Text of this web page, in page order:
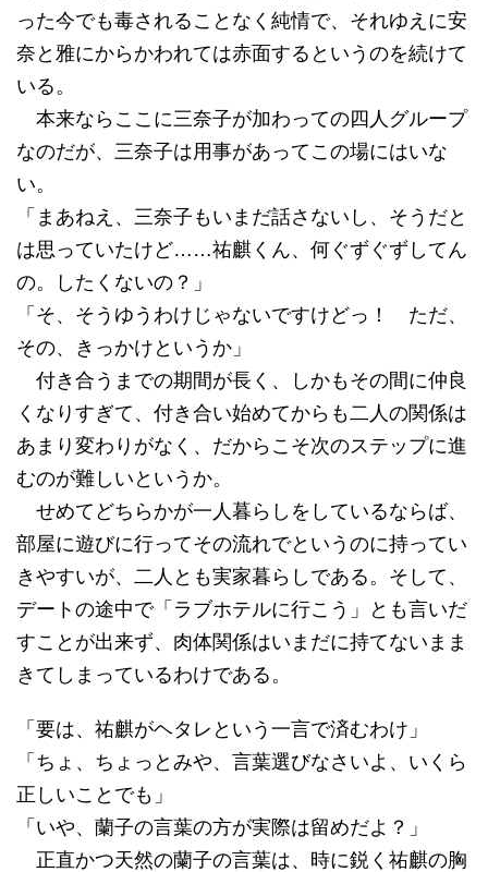
った今でも毒されることなく純情で、それゆえに安
奈と雅にからかわれては赤面するというのを続けて
いる。
本来ならここに三奈子が加わっての四人グループ
なのだが、三奈子は用事があってこの場にはいな
い。
「まあねえ、三奈子もいまだ話さないし、そうだと
は思っていたけど……祐麒くん、何ぐずぐずしてん
の。したくないの？」
「そ、そうゆうわけじゃないですけどっ！ ただ、
その、きっかけというか」
付き合うまでの期間が長く、しかもその間に仲良
くなりすぎて、付き合い始めてからも二人の関係は
あまり変わりがなく、だからこそ次のステップに進
むのが難しいというか。
せめてどちらかが一人暮らしをしているならば、
部屋に遊びに行ってその流れでというのに持ってい
きやすいが、二人とも実家暮らしである。そして、
デートの途中で「ラブホテルに行こう」とも言いだ
すことが出来ず、肉体関係はいまだに持てないまま
きてしまっているわけである。
「要は、祐麒がヘタレという一言で済むわけ」
「ちょ、ちょっとみや、言葉選びなさいよ、いくら
正しいことでも」
「いや、蘭子の言葉の方が実際は留めだよ？」
正直かつ天然の蘭子の言葉は、時に鋭く祐麒の胸